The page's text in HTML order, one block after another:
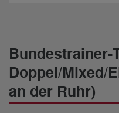
Bundestrainer-
Doppel/Mixed/
an der Ruhr)